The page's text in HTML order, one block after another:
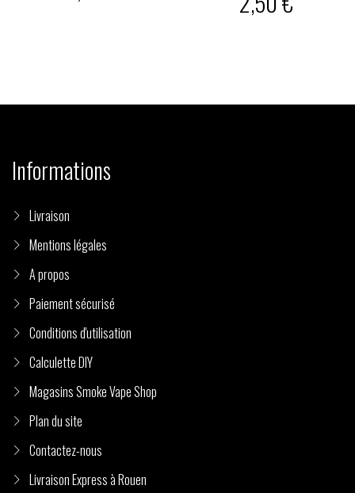
Informations
Livraison
Mentions légales
A propos
Paiement sécurisé
Conditions d'utilisation
Calculette DIY
Magasins Smoke Vape Shop
Plan du site
Contactez-nous
Livraison Express à Rouen